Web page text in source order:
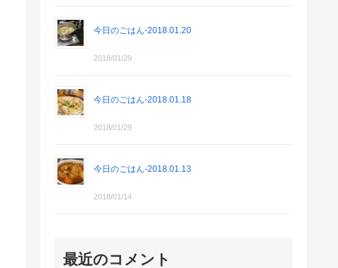
今日のごはん-2018.01.20
2018/01/29
今日のごはん-2018.01.18
2018/01/29
今日のごはん-2018.01.13
2018/01/14
最近のコメント